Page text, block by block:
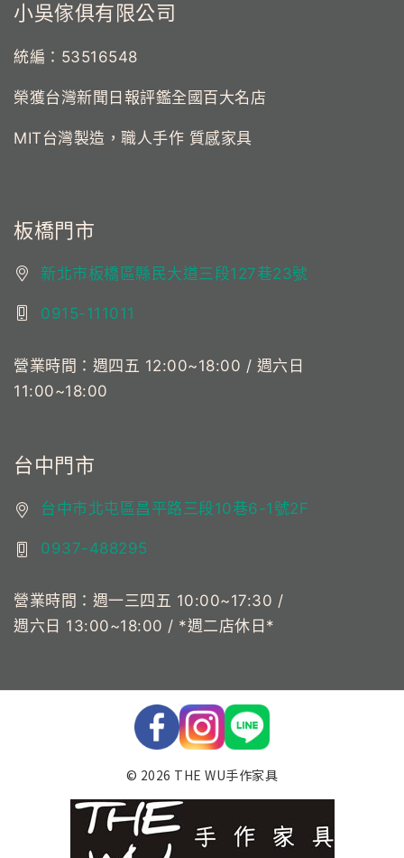
小吳傢俱有限公司
統編：53516548
榮獲台灣新聞日報評鑑全國百大名店
MIT台灣製造，職人手作 質感家具
板橋門市
新北市板橋區縣民大道三段127巷23號
0915-111011
營業時間：週四五 12:00~18:00 / 週六日
11:00~18:00
台中門市
台中市北屯區昌平路三段10巷6-1號2F
0937-488295
營業時間：週一三四五 10:00~17:30 /
週六日 13:00~18:00 / *週二店休日*
© 2026 THE WU手作家具